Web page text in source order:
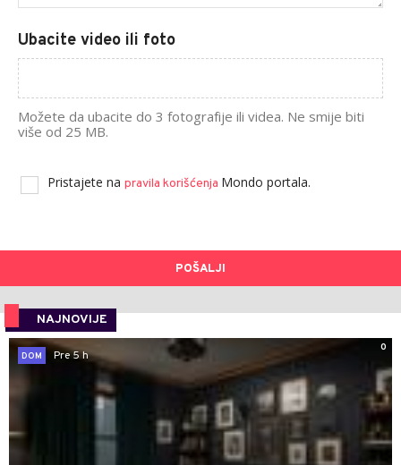
Ubacite video ili foto
Možete da ubacite do 3 fotografije ili videa. Ne smije biti
više od 25 MB.
Pristajete na pravila korišćenja Mondo portala.
POŠALJI
NAJNOVIJE
0
DOM
Pre 5 h